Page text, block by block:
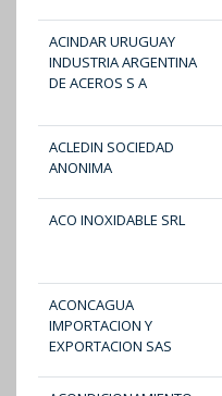
ACINDAR URUGUAY
INDUSTRIA ARGENTINA
DE ACEROS S A
ACLEDIN SOCIEDAD
ANONIMA
ACO INOXIDABLE SRL
ACONCAGUA
IMPORTACION Y
EXPORTACION SAS